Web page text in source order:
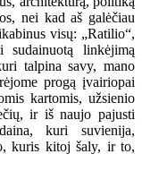
nei kad aš galėčiau
visų: „Ratilio“,
sudainuotą linkėjimą
talpina savy, mano
progą įvairiopai
kartomis, užsienio
ir iš naujo pajusti
kuri suvienija,
kuris kitoj šaly, ir to,